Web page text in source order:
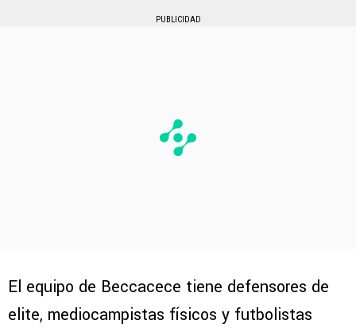
PUBLICIDAD
El equipo de Beccacece tiene defensores de
elite, mediocampistas físicos y futbolistas